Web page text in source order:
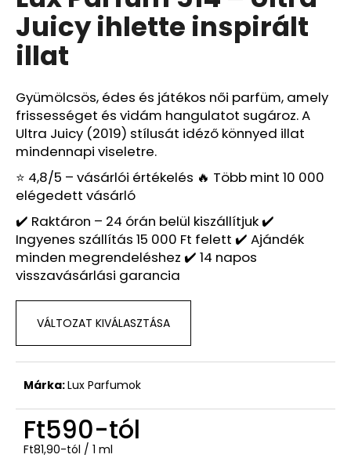
5-
ből
5,0
csillag.
Juicy ihlette inspirált
illat
Gyümölcsös, édes és játékos női parfüm, amely
frissességet és vidám hangulatot sugároz. A
Ultra Juicy (2019) stílusát idéző könnyed illat
mindennapi viseletre.
⭐ 4,8/5 – vásárlói értékelés 🔥 Több mint 10 000
elégedett vásárló
✔️ Raktáron – 24 órán belül kiszállítjuk ✔️
Ingyenes szállítás 15 000 Ft felett ✔️ Ajándék
minden megrendeléshez ✔️ 14 napos
visszavásárlási garancia
VÁLTOZAT KIVÁLASZTÁSA
Márka:Lux Parfumok
Ft590-tól
Egységár:
Ft81,90-tól / 1 ml
A
j
n
l
j
u
LATTAFA
YARA
–
NŐI
EAU
DE
Ft600